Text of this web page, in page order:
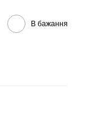
В бажання